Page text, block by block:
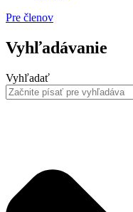
Pre členov
Vyhľadávanie
Vyhľadať